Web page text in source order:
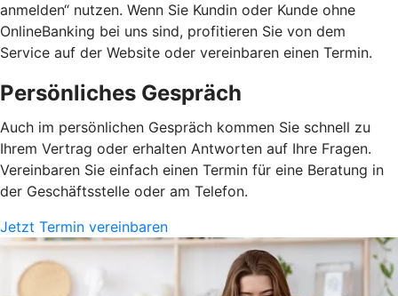
anmelden“ nutzen. Wenn Sie Kundin oder Kunde ohne
OnlineBanking bei uns sind, profitieren Sie von dem
Service auf der Website oder vereinbaren einen Termin.
Persönliches Gespräch
Auch im persönlichen Gespräch kommen Sie schnell zu
Ihrem Vertrag oder erhalten Antworten auf Ihre Fragen.
Vereinbaren Sie einfach einen Termin für eine Beratung in
der Geschäftsstelle oder am Telefon.
Jetzt Termin vereinbaren